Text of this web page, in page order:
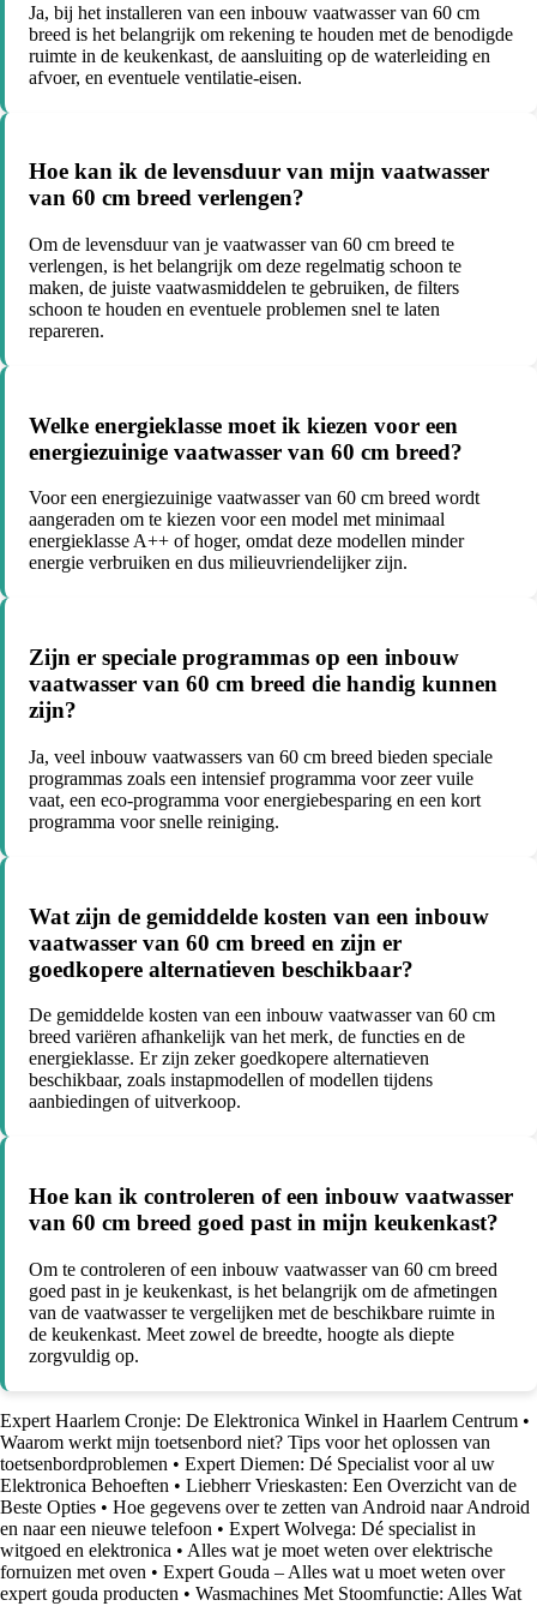
Ja, bij het installeren van een inbouw vaatwasser van 60 cm
breed is het belangrijk om rekening te houden met de benodigde
ruimte in de keukenkast, de aansluiting op de waterleiding en
afvoer, en eventuele ventilatie-eisen.
Hoe kan ik de levensduur van mijn vaatwasser
van 60 cm breed verlengen?
Om de levensduur van je vaatwasser van 60 cm breed te
verlengen, is het belangrijk om deze regelmatig schoon te
maken, de juiste vaatwasmiddelen te gebruiken, de filters
schoon te houden en eventuele problemen snel te laten
repareren.
Welke energieklasse moet ik kiezen voor een
energiezuinige vaatwasser van 60 cm breed?
Voor een energiezuinige vaatwasser van 60 cm breed wordt
aangeraden om te kiezen voor een model met minimaal
energieklasse A++ of hoger, omdat deze modellen minder
energie verbruiken en dus milieuvriendelijker zijn.
Zijn er speciale programmas op een inbouw
vaatwasser van 60 cm breed die handig kunnen
zijn?
Ja, veel inbouw vaatwassers van 60 cm breed bieden speciale
programmas zoals een intensief programma voor zeer vuile
vaat, een eco-programma voor energiebesparing en een kort
programma voor snelle reiniging.
Wat zijn de gemiddelde kosten van een inbouw
vaatwasser van 60 cm breed en zijn er
goedkopere alternatieven beschikbaar?
De gemiddelde kosten van een inbouw vaatwasser van 60 cm
breed variëren afhankelijk van het merk, de functies en de
energieklasse. Er zijn zeker goedkopere alternatieven
beschikbaar, zoals instapmodellen of modellen tijdens
aanbiedingen of uitverkoop.
Hoe kan ik controleren of een inbouw vaatwasser
van 60 cm breed goed past in mijn keukenkast?
Om te controleren of een inbouw vaatwasser van 60 cm breed
goed past in je keukenkast, is het belangrijk om de afmetingen
van de vaatwasser te vergelijken met de beschikbare ruimte in
de keukenkast. Meet zowel de breedte, hoogte als diepte
zorgvuldig op.
Expert Haarlem Cronje: De Elektronica Winkel in Haarlem Centrum •
Waarom werkt mijn toetsenbord niet? Tips voor het oplossen van
toetsenbordproblemen • Expert Diemen: Dé Specialist voor al uw
Elektronica Behoeften • Liebherr Vrieskasten: Een Overzicht van de
Beste Opties • Hoe gegevens over te zetten van Android naar Android
en naar een nieuwe telefoon • Expert Wolvega: Dé specialist in
witgoed en elektronica • Alles wat je moet weten over elektrische
fornuizen met oven • Expert Gouda – Alles wat u moet weten over
expert gouda producten • Wasmachines Met Stoomfunctie: Alles Wat